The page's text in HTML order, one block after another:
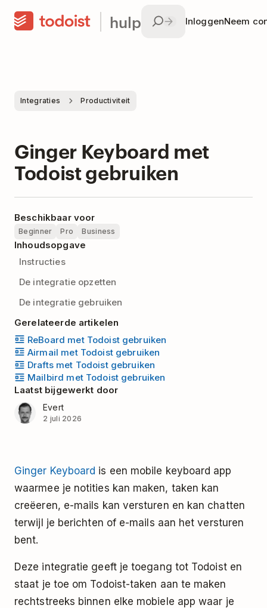
hulp InloggenNeem
Integraties Productiviteit
Ginger Keyboard met
Todoist gebruiken
Beschikbaar voor
Beginner Pro Business
Inhoudsopgave
Instructies
De integratie opzetten
De integratie gebruiken
Gerelateerde artikelen
ReBoard met Todoist gebruiken
Airmail met Todoist gebruiken
Drafts met Todoist gebruiken
Mailbird met Todoist gebruiken
Laatst bijgewerkt door
Evert
2 juli 2026
Ginger Keyboard is een mobile keyboard app
waarmee je notities kan maken, taken kan
creëeren, e-mails kan versturen en kan chatten
terwijl je berichten of e-mails aan het versturen
bent.
Deze integratie geeft je toegang tot Todoist en
staat je toe om Todoist-taken aan te maken
rechtstreeks binnen elke mobiele app waar je